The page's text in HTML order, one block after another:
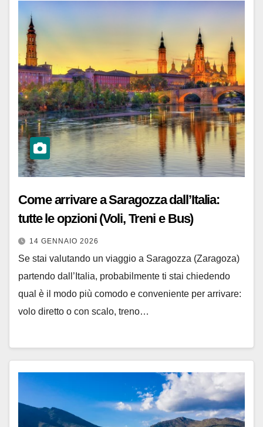
Come arrivare a Saragozza dall’Italia:
tutte le opzioni (Voli, Treni e Bus)
14 GENNAIO 2026
Se stai valutando un viaggio a Saragozza (Zaragoza)
partendo dall’Italia, probabilmente ti stai chiedendo
qual è il modo più comodo e conveniente per arrivare:
volo diretto o con scalo, treno…